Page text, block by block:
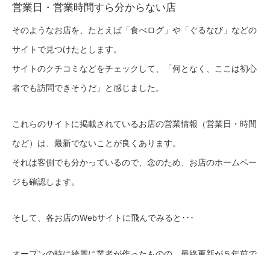
営業日・営業時間すら分からない店
そのようなお店を、たとえば「食べログ」や「ぐるなび」などの
サイトで見つけたとします。
サイトのクチコミなどをチェックして、「何となく、ここは初心
者でも訪問できそうだ」と感じました。
これらのサイトに掲載されているお店の営業情報（営業日・時間
など）は、最新でないことが良くあります。
それは客側でも分かっているので、念のため、お店のホームペー
ジも確認します。
そして、各お店のWebサイトに飛んでみると･･･